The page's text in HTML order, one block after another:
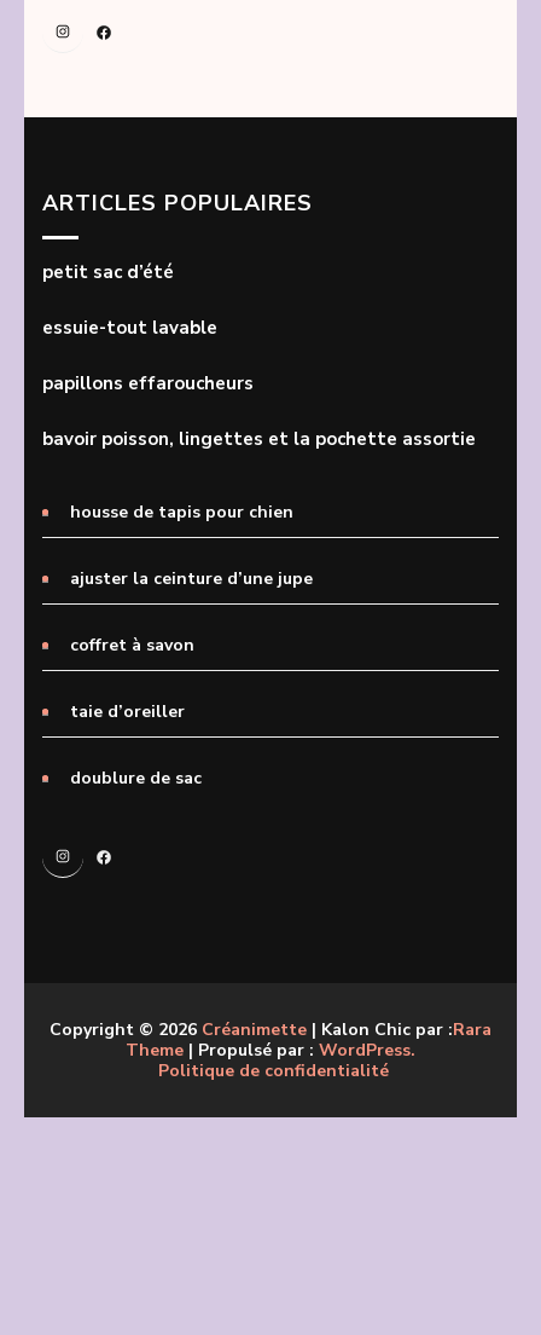
InstagramFacebook
ARTICLES POPULAIRES
petit sac d’été
essuie-tout lavable
papillons effaroucheurs
bavoir poisson, lingettes et la pochette assortie
housse de tapis pour chien
ajuster la ceinture d’une jupe
coffret à savon
taie d’oreiller
doublure de sac
InstagramFacebook
Copyright © 2026 Créanimette | Kalon Chic par :Rara
Theme | Propulsé par : WordPress.
Politique de confidentialité